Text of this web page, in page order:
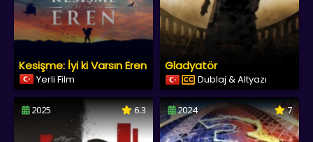
Kesişme: İyi ki Varsın Eren
Yerli Film
Gladyatör
Dublaj & Altyazı
2025 6.3 2024 7